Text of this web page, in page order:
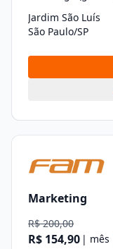
Jardim São Luís
São Paulo/SP
Marketing
R$ 200,00
R$ 154,90 | mês